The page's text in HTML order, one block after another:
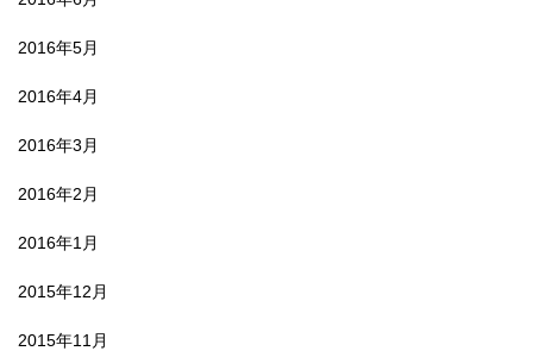
2016年5月
2016年4月
2016年3月
2016年2月
2016年1月
2015年12月
2015年11月